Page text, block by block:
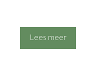
Lees meer